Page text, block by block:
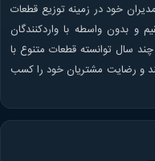
خود در زمینه توزیع قطعات
و بدون واسطه با واردکنندگان
سال توانسته قطعات متنوع با
و رضایت مشتریان خود را کسب